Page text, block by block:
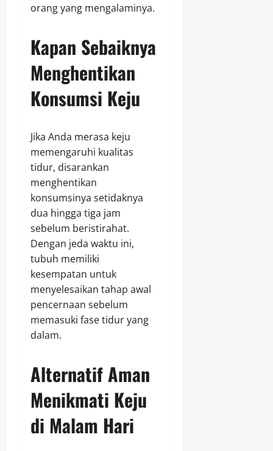
orang yang mengalaminya.
Kapan Sebaiknya
Menghentikan
Konsumsi Keju
Jika Anda merasa keju
memengaruhi kualitas
tidur, disarankan
menghentikan
konsumsinya setidaknya
dua hingga tiga jam
sebelum beristirahat.
Dengan jeda waktu ini,
tubuh memiliki
kesempatan untuk
menyelesaikan tahap awal
pencernaan sebelum
memasuki fase tidur yang
dalam.
Alternatif Aman
Menikmati Keju
di Malam Hari